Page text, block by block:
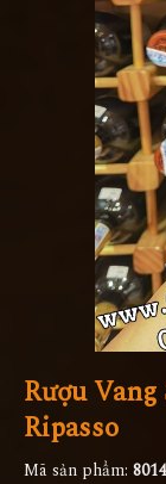
Rượu
Ripasso
Mã sản phẩm: